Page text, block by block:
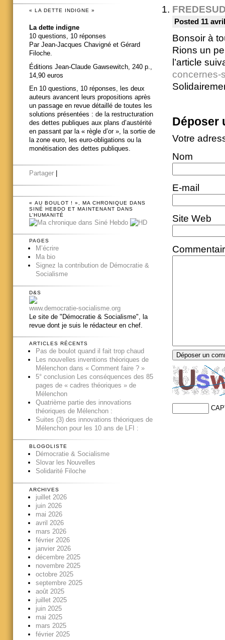
Posted 11
Bonsoir à
Rions un
l’article
concernes-
Déposer
Votre
Nom
E-mail
Site Web
« LA DETTE INDIGNE »
La dette indigne
10 questions, 10 réponses
Par Jean-Jacques Chavigné et Gérard
Filoche.
Éditions Jean-Claude Gawsewitch, 240 p.,
14,90 euros
En 10 questions, 10 réponses, les deux
auteurs avancent leurs propositions après
un passage en revue détaillé de toutes les
solutions présentées : de la restructuration
des dettes publiques aux plans d’austérité
en passant par la « règle d’or », la sortie de
la zone euro, les euro-obligations ou la
monétisation des dettes publiques.
Partager
« AU BOULOT ! », MA CHRONIQUE DANS
SINÉ HEBDO ET MAINTENANT DANS
L’HUMANITÉ
PAGES
M’écrire
Ma bio
Signez la contribution de Démocratie &
Socialisme
D&S
www.democratie-socialisme.org
Le site de "Démocratie & Socialisme", la
revue dont je suis le rédacteur en chef.
ARTICLES RÉCENTS
Pas de boulot quand il fait trop chaud
Les nouvelles inventions théoriques de
Mélenchon dans « Comment faire ? »
5° conclusion Les conséquences des 85
pages de « cadres théoriques » de
Mélenchon
Quatrième partie des innovations
théoriques de Mélenchon :
Suites (3) des innovations théoriques de
Mélenchon pour les 10 ans de LFI :
BLOGOLISTE
Démocratie & Socialisme
Slovar les Nouvelles
Solidarité Filoche
ARCHIVES
juillet 2026
juin 2026
mai 2026
avril 2026
mars 2026
février 2026
janvier 2026
décembre 2025
novembre 2025
octobre 2025
septembre 2025
août 2025
juillet 2025
juin 2025
mai 2025
mars 2025
février 2025